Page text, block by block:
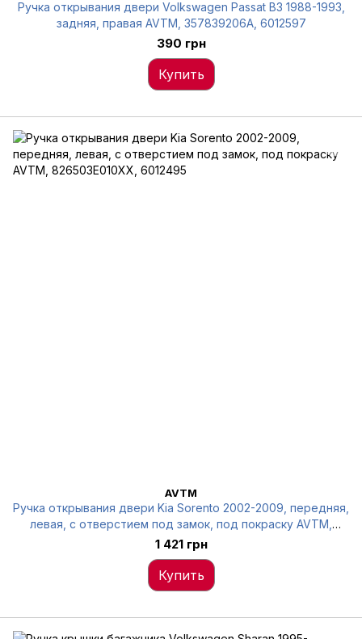
Ручка открывания двери Volkswagen Passat B3 1988-1993,
задняя, правая AVTM, 357839206A, 6012597
390 грн
Купить
AVTM
Ручка открывания двери Kia Sorento 2002-2009, передняя,
левая, с отверстием под замок, под покраску AVTM,
826503E010XX, 6012495
1 421 грн
Купить